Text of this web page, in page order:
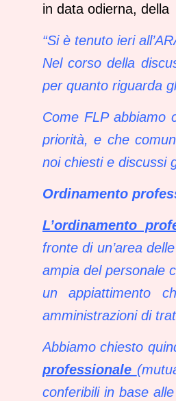
in data odierna,
“Si è tenuto ieri
Nelcorso della
per quanto riguarda
Come FLP abbiamo
priorità, e che
noi chiesti e discussi
Ordinamento
L’ordinamento
fronte di un’area
ampia del personale
un appiattimento
amministrazioni di
Abbiamo chiesto
professionale
conferibili in base